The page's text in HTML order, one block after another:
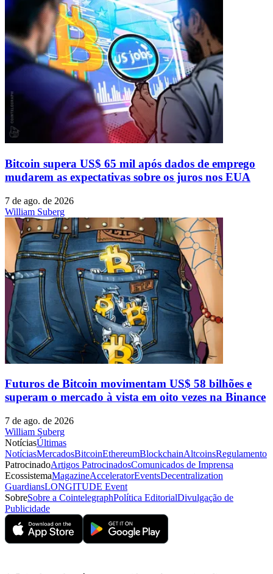
Bitcoin supera US$ 65 mil após dados de emprego
mudarem as expectativas sobre os juros nos EUA
7 de ago. de 2026
William Suberg
Futuros de Bitcoin movimentam US$ 58 bilhões e
superam o mercado à vista em oito vezes na Binance
7 de ago. de 2026
William Suberg
NotíciasÚltimas
NotíciasMercadosBitcoinEthereumBlockchainAltcoinsRegulamento
PatrocinadoArtigos PatrocinadosComunicados de Imprensa
EcossistemaMagazineAcceleratorEventsDecentralization
GuardiansLONGITUDE Event
SobreSobre a CointelegraphPolítica EditorialDivulgação de
Publicidade